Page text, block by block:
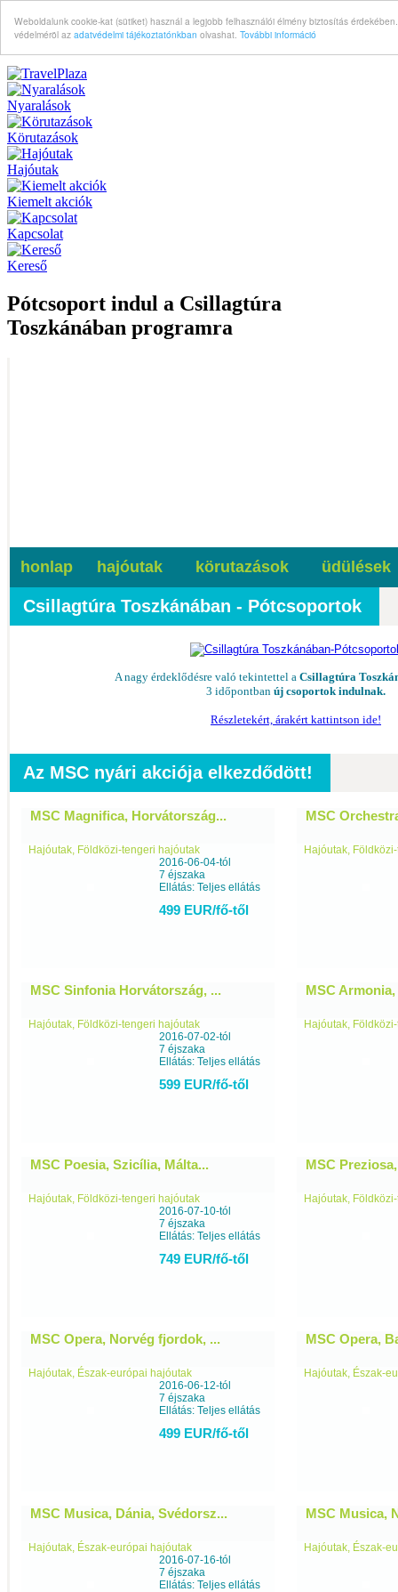
Weboldalunk cookie-kat (sütiket) használ a legjobb felhasználói élmény biztosítás
védelméröl az adatvédelmi tájékoztatónkban olvashat. További információ
Nyaralások
Körutazások
Hajóutak
Kiemelt akciók
Kapcsolat
Kereső
Pótcsoport indul a Csillagtúra
Toszkánában programra
honlap hajóutak körutazások üdülések
Csillagtúra Toszkánában - Pótcsoportok
A nagy érdeklődésre való tekintettel a Csillagtúra
3 időpontban új csoportok indulnak.
Részletekért, árakért kattintson ide!
Az MSC nyári akciója elkezdődött!
MSC Magnifica, Horvátország...
Hajóutak, Földközi-tengeri hajóutak
2016-06-04-tól
7 éjszaka
Ellátás: Teljes ellátás
499 EUR/fő-től
MSC
Hajóutak,
MSC Sinfonia Horvátország, ...
Hajóutak, Földközi-tengeri hajóutak
2016-07-02-tól
7 éjszaka
Ellátás: Teljes ellátás
599 EUR/fő-től
MSC
Hajóutak,
MSC Poesia, Szicília, Málta...
Hajóutak, Földközi-tengeri hajóutak
2016-07-10-tól
7 éjszaka
Ellátás: Teljes ellátás
749 EUR/fő-től
MSC
Hajóutak,
MSC Opera, Norvég fjordok, ...
Hajóutak, Észak-európai hajóutak
2016-06-12-tól
7 éjszaka
Ellátás: Teljes ellátás
499 EUR/fő-től
MSC Opera,
Hajóutak, Észak-
MSC Musica, Dánia, Svédorsz...
Hajóutak, Észak-európai hajóutak
2016-07-16-tól
7 éjszaka
Ellátás: Teljes ellátás
MSC Musica,
Hajóutak, Észak-